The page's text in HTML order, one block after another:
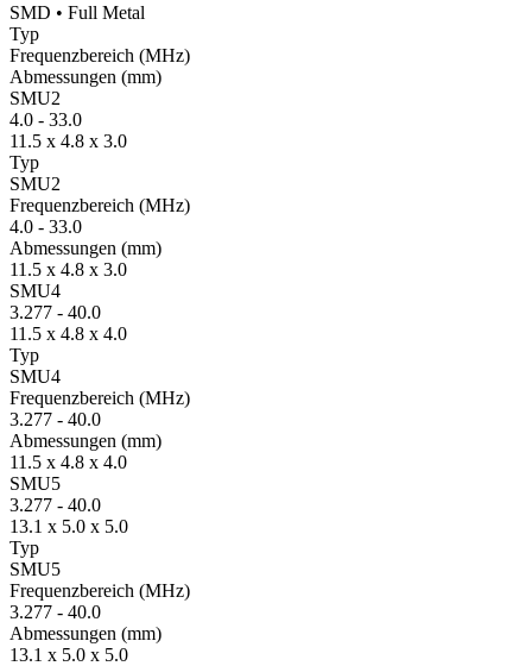
SMD • Full Metal
Typ
Fre­quenz­bereich (MHz)
Ab­mes­sungen (mm)
SMU2
4.0 - 33.0
11.5 x 4.8 x 3.0
Typ
SMU2
Fre­quenz­bereich (MHz)
4.0 - 33.0
Ab­mes­sungen (mm)
11.5 x 4.8 x 3.0
SMU4
3.277 - 40.0
11.5 x 4.8 x 4.0
Typ
SMU4
Fre­quenz­bereich (MHz)
3.277 - 40.0
Ab­mes­sungen (mm)
11.5 x 4.8 x 4.0
SMU5
3.277 - 40.0
13.1 x 5.0 x 5.0
Typ
SMU5
Fre­quenz­bereich (MHz)
3.277 - 40.0
Ab­mes­sungen (mm)
13.1 x 5.0 x 5.0